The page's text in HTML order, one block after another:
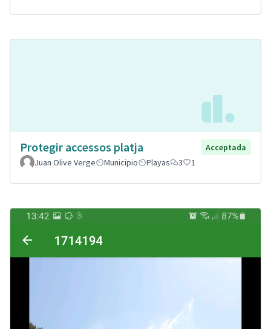
Protegir accessos platja
Acceptada
Juan Olive Verge
Municipio Playas 3 1